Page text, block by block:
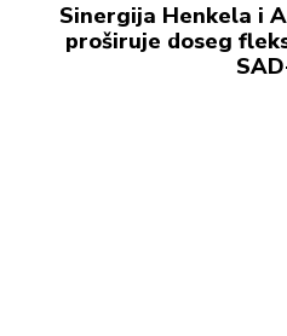
Sinergija Henkela i
proširuje doseg